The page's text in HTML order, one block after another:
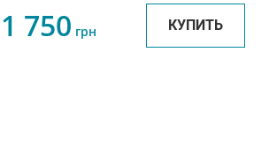
1 750 грн КУПИТЬ